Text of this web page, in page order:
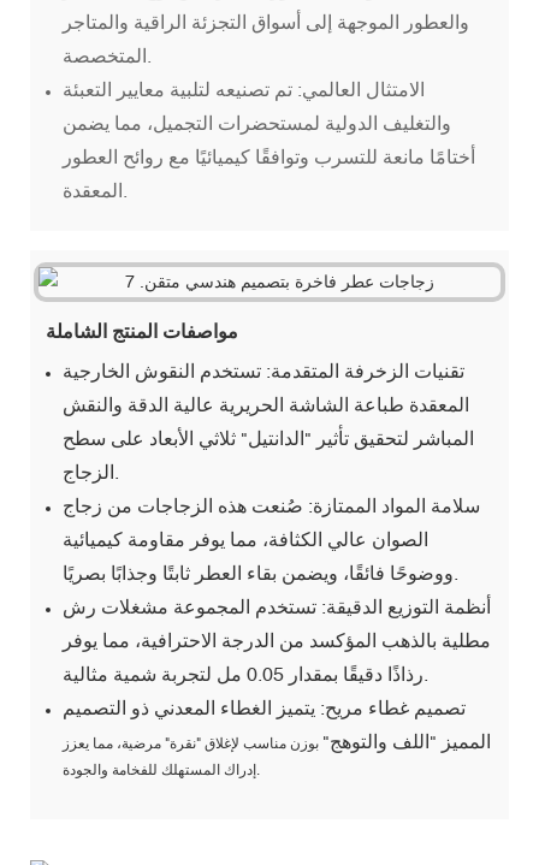
والعطور الموجهة إلى أسواق التجزئة الراقية والمتاجر
الامتثال العالمي: تم تصنيعه لتلبية معايير التعبئة
والتغليف الدولية لمستحضرات التجميل، مما يضمن
أختامًا مانعة للتسرب وتوافقًا كيميائيًا مع روائح العطور
مواصفات المنتج الشاملة
تقنيات الزخرفة المتقدمة: تستخدم النقوش الخارجية
المعقدة طباعة الشاشة الحريرية عالية الدقة والنقش
المباشر لتحقيق تأثير "الدانتيل" ثلاثي الأبعاد على سطح
سلامة المواد الممتازة: صُنعت هذه الزجاجات من زجاج
الصوان عالي الكثافة، مما يوفر مقاومة كيميائية
أنظمة التوزيع الدقيقة: تستخدم المجموعة مشغلات رش
مطلية بالذهب المؤكسد من الدرجة الاحترافية، مما يوفر
تصميم غطاء مريح: يتميز الغطاء المعدني ذو التصميم
المميز "اللف والتوهج" بوزن مناسب لإغلاق "نقرة" مرضية، مما يعزز
إدراك المستهلك للفخامة والجودة.